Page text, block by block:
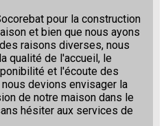
pour la construction
et bien que nous ayons
raisons diverses, nous
qualité de l'accueil, le
et l'écoute des
devions envisager la
de notre maison dans le
hésiter aux services de